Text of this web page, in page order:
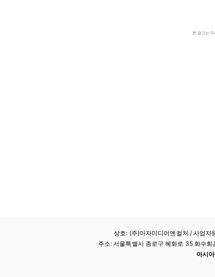
본 광고는
상호: (주)아자미디어앤컬처 /사업자
주소: 서울특별시 종로구 혜화로 35 화수
아시